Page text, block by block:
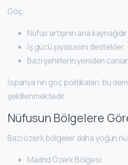
Göç:
Nüfus artışının ana kaynağıdır
İş gücü piyasasını destekler
Bazı şehirlerin yeniden
İspanya’nın göç politikaları, bu
şekillenmektedir.
Nüfusun Bölgelere
Bazı özerk bölgeler daha yoğun
Madrid Özerk Bölgesi